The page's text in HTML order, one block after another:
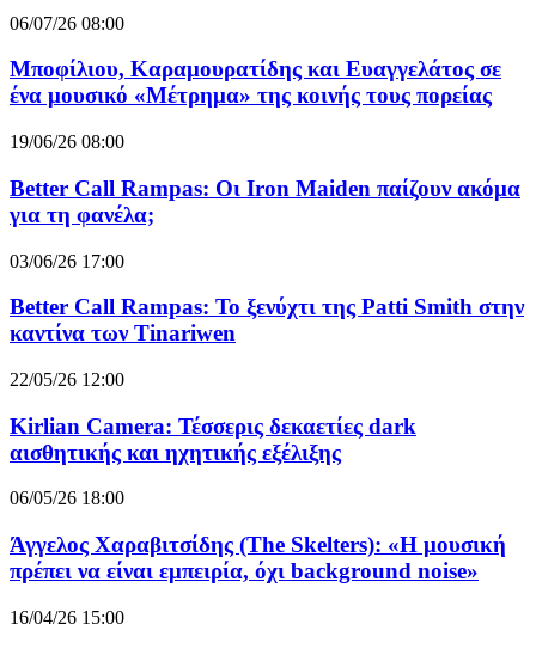
06/07/26 08:00
Μποφίλιου, Καραμουρατίδης και Ευαγγελάτος σε
ένα μουσικό «Μέτρημα» της κοινής τους πορείας
19/06/26 08:00
Better Call Rampas: Οι Iron Maiden παίζουν ακόμα
για τη φανέλα;
03/06/26 17:00
Better Call Rampas: Το ξενύχτι της Patti Smith στην
καντίνα των Tinariwen
22/05/26 12:00
Kirlian Camera: Τέσσερις δεκαετίες dark
αισθητικής και ηχητικής εξέλιξης
06/05/26 18:00
Άγγελος Χαραβιτσίδης (The Skelters): «Η μουσική
πρέπει να είναι εμπειρία, όχι background noise»
16/04/26 15:00